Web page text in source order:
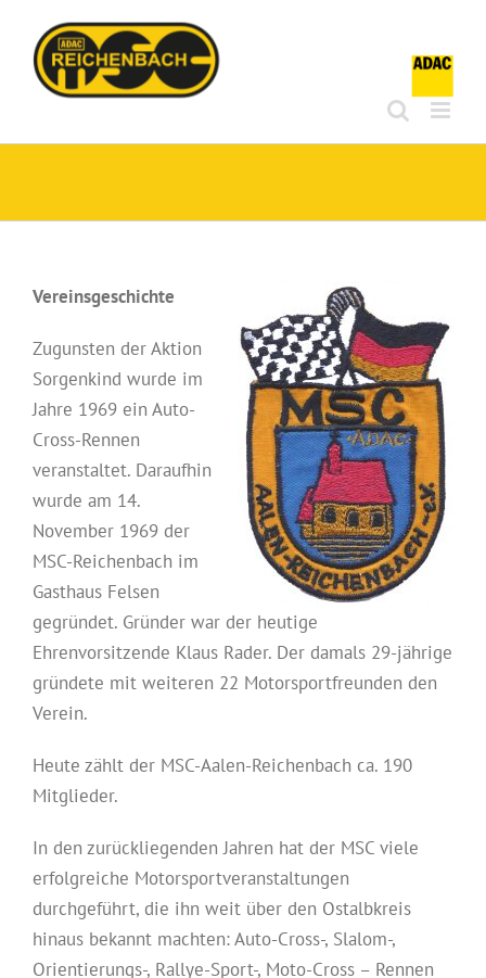
Inhalt
springen
Vereinsgeschichte
Zugunsten der Aktion
Sorgenkind wurde im
Jahre 1969 ein Auto-
Cross-Rennen
veranstaltet. Daraufhin
wurde am 14.
November 1969 der
MSC-Reichenbach im
Gasthaus Felsen
gegründet. Gründer war der heutige
Ehrenvorsitzende Klaus Rader. Der damals 29-jährige
gründete mit weiteren 22 Motorsportfreunden den
Verein.
Heute zählt der MSC-Aalen-Reichenbach ca. 190
Mitglieder.
In den zurückliegenden Jahren hat der MSC viele
erfolgreiche Motorsportveranstaltungen
durchgeführt, die ihn weit über den Ostalbkreis
hinaus bekannt machten: Auto-Cross-, Slalom-,
Orientierungs-, Rallye-Sport-, Moto-Cross – Rennen